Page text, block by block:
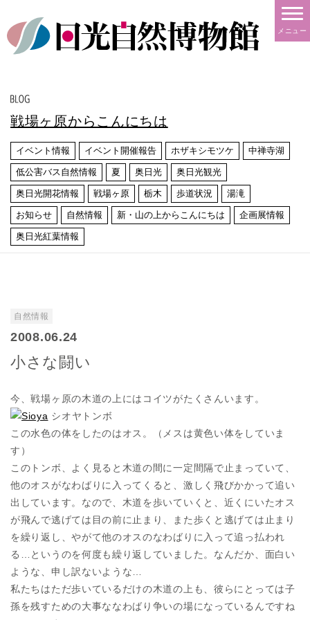
メニュー
戦場ヶ原からこんにちは
イベント情報 イベント開催報告 ホザキシモツケ 中禅寺湖
低公害バス自然情報 夏 奥日光 奥日光観光
奥日光開花情報 戦場ヶ原 栃木 歩道状況 湯滝
お知らせ 自然情報 新・山の上からこんにちは 企画展情報
奥日光紅葉情報
自然情報
2008.06.24
小さな闘い
今、戦場ヶ原の木道の上にはコイツがたくさんいます。
シオヤトンボ
この水色の体をしたのはオス。（メスは黄色い体をしていま
す）
このトンボ、よく見ると木道の間に一定間隔で止まっていて、
他のオスがなわばりに入ってくると、激しく飛びかかって追い
出しています。なので、木道を歩いていくと、近くにいたオス
が飛んで逃げては目の前に止まり、また歩くと逃げては止まり
を繰り返し、やがて他のオスのなわばりに入って追っ払われ
る…というのを何度も繰り返していました。なんだか、面白い
ような、申し訳ないような…
私たちはただ歩いているだけの木道の上も、彼らにとっては子
孫を残すための大事ななわばり争いの場になっているんですね